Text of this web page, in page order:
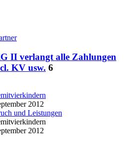
II verlangt alle Zahlungen
KV usw. 6
2012
und Leistungen
2012